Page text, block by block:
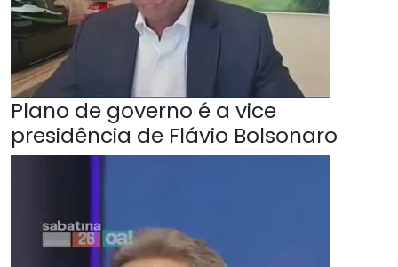
Plano de governo é a vice
presidência de Flávio Bolsonaro